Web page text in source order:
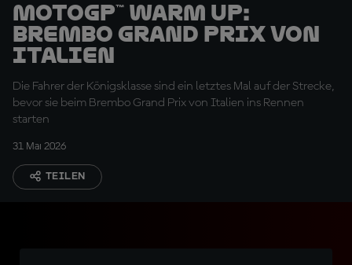
MotoGP™ Warm Up:
Brembo Grand Prix von
Italien
Die Fahrer der Königsklasse sind ein letztes Mal auf der Strecke,
bevor sie beim Brembo Grand Prix von Italien ins Rennen
starten
31 Mai 2026
TEILEN